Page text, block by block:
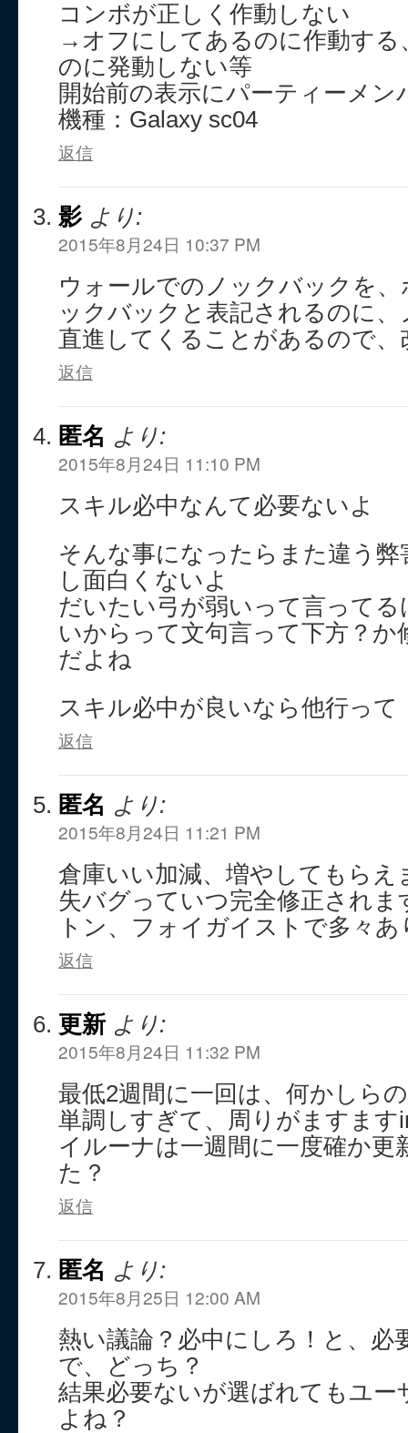
コンボが正しく作動しない
→オフにしてあるのに作動する
のに発動しない等
開始前の表示にパーティーメン
機種：Galaxy sc04
返信
影 より:
2015年8月24日 10:37 PM
ウォールでのノックバックを
ックバックと表記されるのに
直進してくることがあるので
返信
匿名 より:
2015年8月24日 11:10 PM
スキル必中なんて必要ないよ
そんな事になったらまた違う
し面白くないよ
だいたい弓が弱いって言ってる
いからって文句言って下方？か
だよね
スキル必中が良いなら他行って
返信
匿名 より:
2015年8月24日 11:21 PM
倉庫いい加減、増やしてもらえ
失バグっていつ完全修正され
トン、フォイガイストで多々
返信
更新 より:
2015年8月24日 11:32 PM
最低2週間に一回は、何かしら
単調しすぎて、周りがますま
イルーナは一週間に一度確か更
た？
返信
匿名 より:
2015年8月25日 12:00 AM
熱い議論？必中にしろ！と、必
で、どっち？
結果必要ないが選ばれてもユー
よね？